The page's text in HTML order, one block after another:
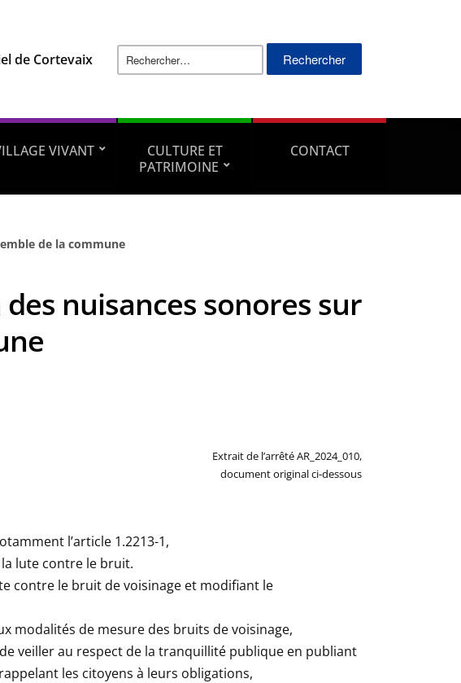
de Cortevaix
Rechercher :
VIVANT
CULTURE ET
PATRIMOINE
CONTACT
de la commune
nuisances sonores sur
Extrait de l’arrêté AR_2024_010,
document original ci-dessous
l’article 1.2213-1,
la lute contre le bruit.
contre le bruit de voisinage et modifiant le
modalités de mesure des bruits de voisinage,
de veiller au respect de la tranquillité publique en publiant
les citoyens à leurs obligations,